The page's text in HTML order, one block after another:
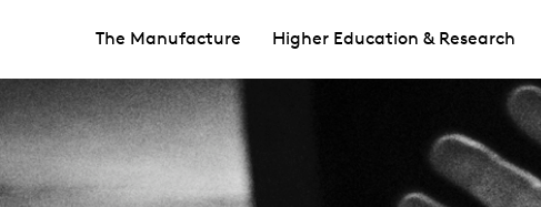
The Manufacture Higher Education & Research